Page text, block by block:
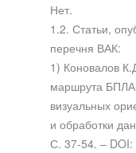
Нет.
1.2. Статьи,
перечня ВАК:
1) Коновалов
маршрута БПЛА
визуальных
и обработки
С. 37-54. –